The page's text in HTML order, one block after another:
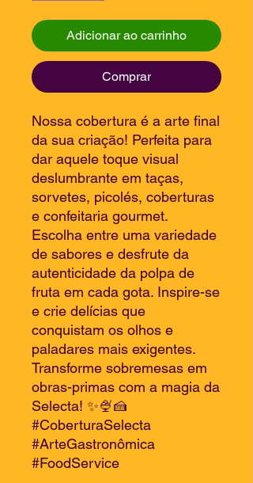
Adicionar ao carrinho
Comprar
Nossa cobertura é a arte final
da sua criação! Perfeita para
dar aquele toque visual
deslumbrante em taças,
sorvetes, picolés, coberturas
e confeitaria gourmet.
Escolha entre uma variedade
de sabores e desfrute da
autenticidade da polpa de
fruta em cada gota. Inspire-se
e crie delícias que
conquistam os olhos e
paladares mais exigentes.
Transforme sobremesas em
obras-primas com a magia da
Selecta! ✨🍨🍰
#CoberturaSelecta
#ArteGastronômica
#FoodService